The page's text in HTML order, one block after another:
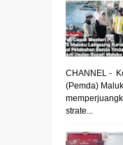
CHANNEL -
(Pemda)
strate...